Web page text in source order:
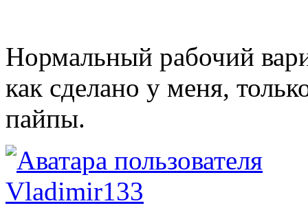
Нормальный рабочий
как сделано у меня,
пайпы.
Vladimir133